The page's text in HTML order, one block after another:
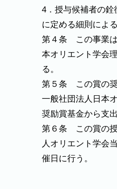
4．授与候補者の銓
に定める細則による
第４条 この事業
本オリエント学会
る。
第５条 この賞の
一般社団法人日本
奨励賞基金から支出
第６条 この賞の
人オリエント学会
催日に行う。